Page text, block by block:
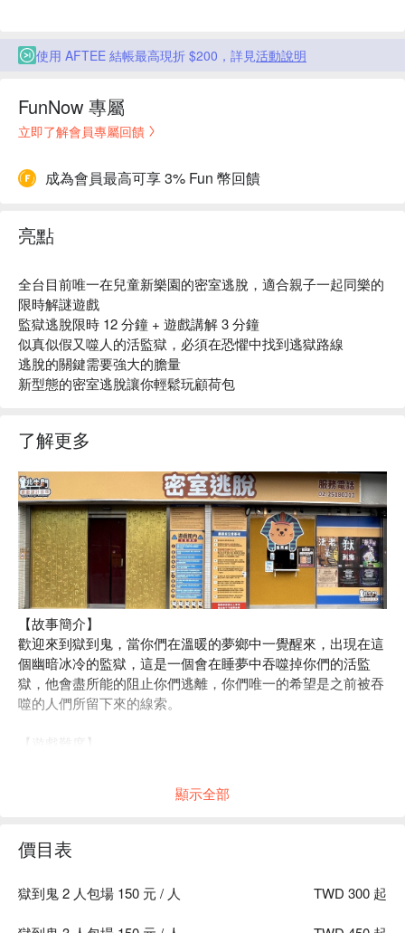
使用 AFTEE 結帳最高現折 $200，詳見活動說明
FunNow 專屬
立即了解會員專屬回饋
成為會員最高可享 3% Fun 幣回饋
亮點
全台目前唯一在兒童新樂園的密室逃脫，適合親子一起同樂的
限時解謎遊戲
監獄逃脫限時 12 分鐘 + 遊戲講解 3 分鐘
似真似假又噬人的活監獄，必須在恐懼中找到逃獄路線
逃脫的關鍵需要強大的膽量
新型態的密室逃脫讓你輕鬆玩顧荷包
了解更多
【故事簡介】
歡迎來到獄到鬼，當你們在溫暖的夢鄉中一覺醒來，出現在這
個幽暗冰冷的監獄，這是一個會在睡夢中吞噬掉你們的活監
獄，他會盡所能的阻止你們逃離，你們唯一的希望是之前被吞
噬的人們所留下來的線索。
【遊戲難度】
【遊玩人數】
陪同 )
顯示全部
價目表
獄到鬼 2 人包場 150 元 / 人 TWD 300 起